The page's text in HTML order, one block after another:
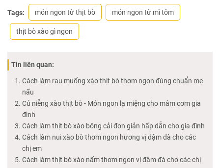
Tags: món ngon từ thịt bò món ngon từ mì tôm
thịt bò xào gì ngon
Tin liên quan:
Cách làm rau muống xào thịt bò thơm ngon đúng chuẩn mẹ
nấu
Củ niễng xào thịt bò - Món ngon lạ miệng cho mâm cơm gia
đình
Cách làm thịt bò xào bông cải đơn giản hấp dẫn cho gia đình
Cách làm nui xào bò thơm ngon hương vị đậm đà cho các
chị em
Cách làm thịt bò xào nấm thơm ngon vị đậm đà cho các chị